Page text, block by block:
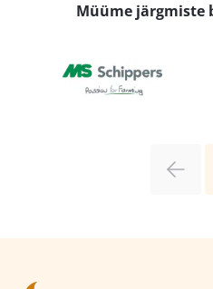
Müüme järgmiste